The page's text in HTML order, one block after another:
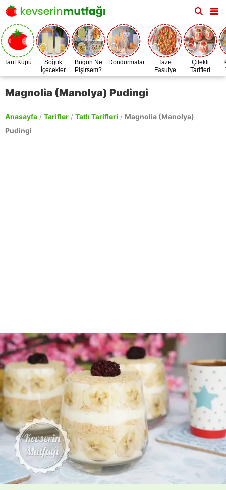
Tarif Küpü
Soğuk
İçecekler
Bugün Ne
Pişirsem?
Dondurmalar
Taze
Fasulye
Zamanı
Çilekli
Tarifleri
Magnolia (Manolya) Pudingi
Anasayfa / Tarifler / Tatlı Tarifleri / Magnolia (Manolya)
Pudingi